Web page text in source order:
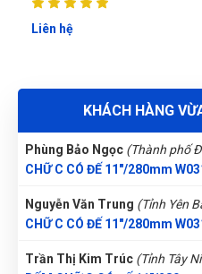
KHÁCH HÀNG
CHỮ C CÓ ĐẾ 11"/280mm
Nguyễn Vũ Khoa Nguyên
BẤM CHỮ C CÓ ĐẾ 11"/
Phùng Bảo Ngọc (Thành phố
CHỮ C CÓ ĐẾ 11"/280mm
Nguyễn Văn Trung (Tỉnh Yên
CHỮ C CÓ ĐẾ 11"/280mm
Trần Thị Kim Trúc (Tỉnh Tây
(Đánh giá 1 năm trước)
TG
Thu Giang
(Đánh giá 1 năm trước)
Ở đây săn sale thích cực,